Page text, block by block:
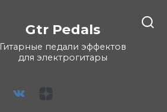
Gtr Pedals
Гитарные педали эффектов
для электрогитары